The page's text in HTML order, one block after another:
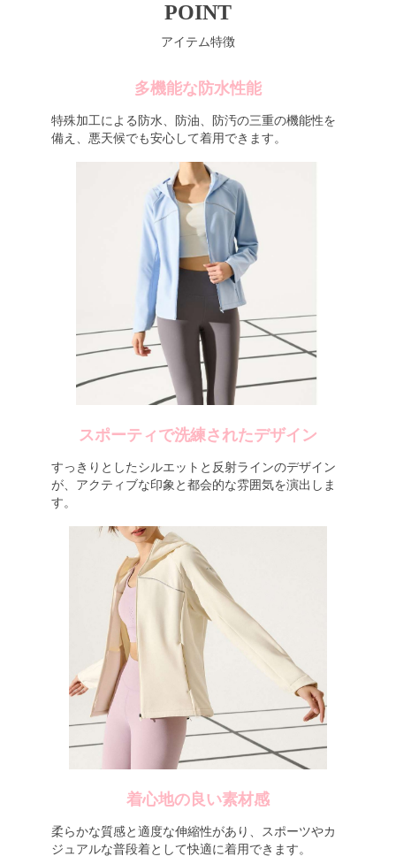
POINT
アイテム特徴
多機能な防水性能
特殊加工による防水、防油、防汚の三重の機能性を
備え、悪天候でも安心して着用できます。
スポーティで洗練されたデザイン
すっきりとしたシルエットと反射ラインのデザイン
が、アクティブな印象と都会的な雰囲気を演出しま
す。
着心地の良い素材感
柔らかな質感と適度な伸縮性があり、スポーツやカ
ジュアルな普段着として快適に着用できます。